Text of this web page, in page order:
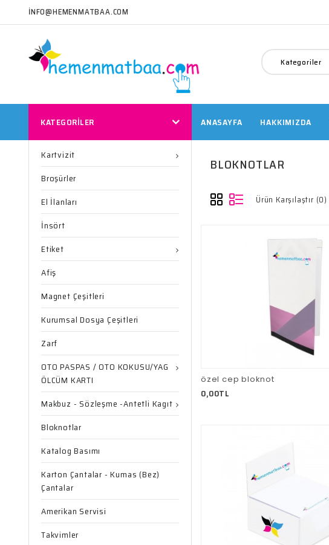
INFO@HEMENMATBAA.COM
Kategoriler
KATEGORİLER ANASAYFA HAKKIMIZDA
Kartvizit
Broşürler
El İlanları
İnsört
Etiket
Afiş
Magnet Çeşitleri
Kurumsal Dosya Çeşitleri
Zarf
OTO PASPAS / OTO KOKUSU/YAG
ÖLCÜM KARTI
Makbuz - Sözleşme -Antetli Kagıt
Bloknotlar
Katalog Basımı
Karton Çantalar - Kumas (Bez)
Çantalar
Amerikan Servisi
Takvimler
BLOKNOTLAR
Ürün Karşılaştır (0)
özel cep bloknot
0,00TL